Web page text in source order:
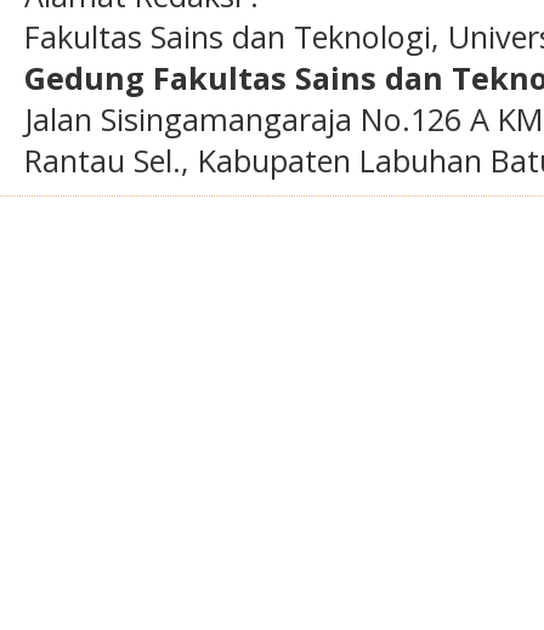
Fakultas Sains dan Teknologi,
Gedung Fakultas Sains dan
Jalan Sisingamangaraja No.126 A
Rantau Sel., Kabupaten Labuhan